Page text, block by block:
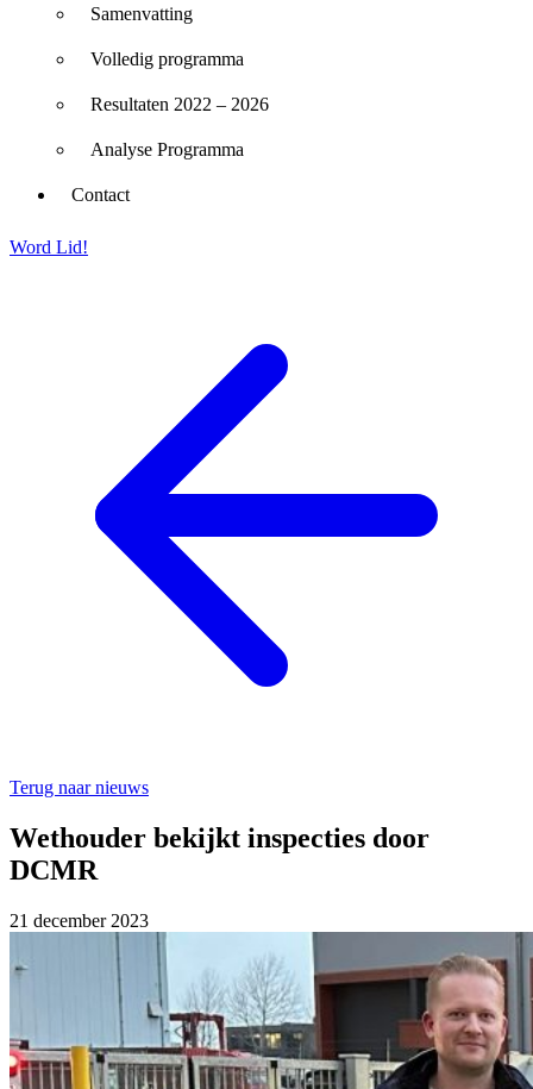
Samenvatting
Volledig programma
Resultaten 2022 – 2026
Analyse Programma
Contact
Word Lid!
Terug naar nieuws
Wethouder bekijkt inspecties door
DCMR
21 december 2023